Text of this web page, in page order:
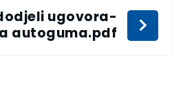
ugovora-
autoguma.pdf